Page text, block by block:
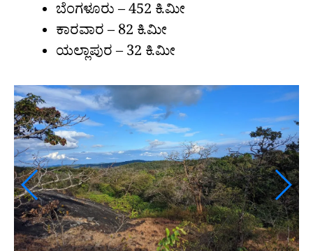
ಬೆಂಗಳೂರು – 452 ಕಿ.ಮೀ
ಕಾರವಾರ – 82 ಕಿ.ಮೀ
ಯಲ್ಲಾಪುರ – 32 ಕಿ.ಮೀ